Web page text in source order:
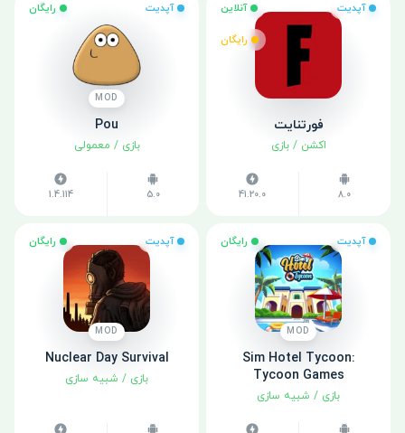
آپدیت آنلاین
رایگان
فورتنایت
اکشن /بازی
8.0
41.20.0
آپدیت رایگان
MOD
Pou
بازی / معمولی
5.0
1.4.114
آپدیت رایگان
MOD
Sim Hotel Tycoon:
Tycoon Games
بازی / شبیه سازی
آپدیت رایگان
MOD
Nuclear Day Survival
بازی / شبیه سازی